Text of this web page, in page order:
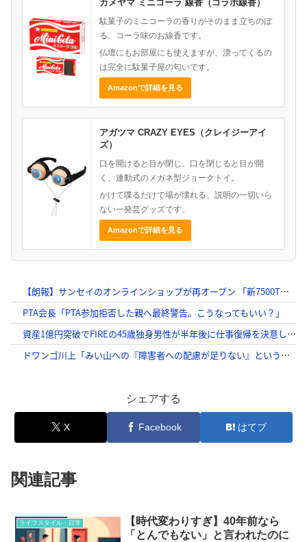
カメヤマ ミニコーラ 線香（コラボ線香）
駄菓子のミニコーラの香りがそのまま立ちのぼ
る、コーラ味のお線香です。
仏壇にもお部屋にも使えますが、漂ってくるの
は完全に駄菓子屋の匂いです。
Amazonで詳細を見る
アガツマ CRAZY EYES（クレイジーアイ
ズ）
口を開けると目が閉じ、口を閉じると目が開
く、連動式のメガネ型ジョークトイ。
かけて喋るだけで場が壊れる、説明の一切いら
ない一発芸グッズです。
Amazonで詳細を見る
シェアする
X Facebook はてブ
関連記事
ライフスタイル・日常
【時代変わりすぎ】40年前なら
「とんでもない」と言われたのに